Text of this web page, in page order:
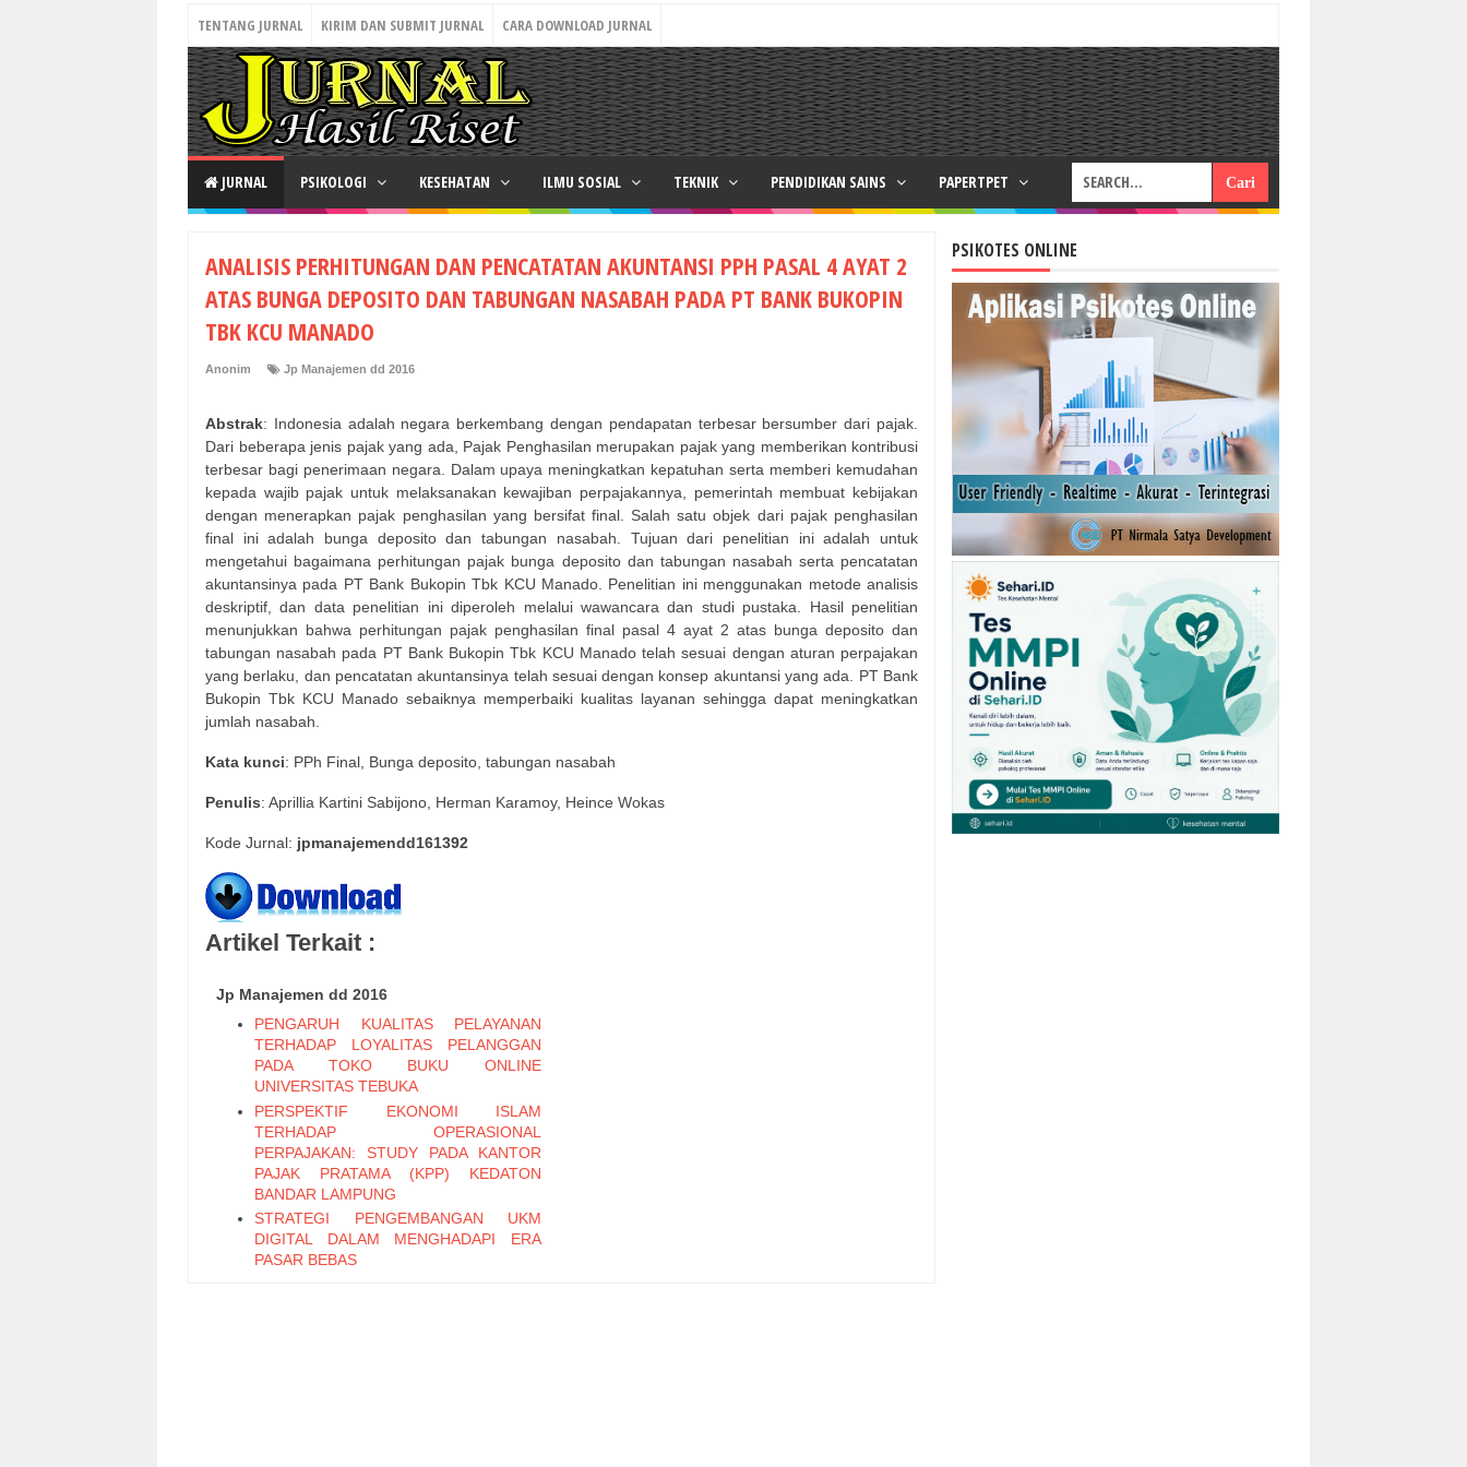
TENTANG JURNAL KIRIM DAN SUBMIT JURNAL CARA DOWNLOAD JURNAL
JURNAL PSIKOLOGI KESEHATAN ILMU SOSIAL TEKNIK PENDIDIKAN SAINS PAPERTPET
ANALISIS PERHITUNGAN DAN PENCATATAN AKUNTANSI PPH PASAL 4 AYAT 2
ATAS BUNGA DEPOSITO DAN TABUNGAN NASABAH PADA PT BANK BUKOPIN
TBK KCU MANADO
Anonim Jp Manajemen dd 2016
Abstrak: Indonesia adalah negara berkembang dengan pendapatan terbesar bersumber dari pajak.
Dari beberapa jenis pajak yang ada, Pajak Penghasilan merupakan pajak yang memberikan kontribusi
terbesar bagi penerimaan negara. Dalam upaya meningkatkan kepatuhan serta memberi kemudahan
kepada wajib pajak untuk melaksanakan kewajiban perpajakannya, pemerintah membuat kebijakan
dengan menerapkan pajak penghasilan yang bersifat final. Salah satu objek dari pajak penghasilan
final ini adalah bunga deposito dan tabungan nasabah. Tujuan dari penelitian ini adalah untuk
mengetahui bagaimana perhitungan pajak bunga deposito dan tabungan nasabah serta pencatatan
akuntansinya pada PT Bank Bukopin Tbk KCU Manado. Penelitian ini menggunakan metode analisis
deskriptif, dan data penelitian ini diperoleh melalui wawancara dan studi pustaka. Hasil penelitian
menunjukkan bahwa perhitungan pajak penghasilan final pasal 4 ayat 2 atas bunga deposito dan
tabungan nasabah pada PT Bank Bukopin Tbk KCU Manado telah sesuai dengan aturan perpajakan
yang berlaku, dan pencatatan akuntansinya telah sesuai dengan konsep akuntansi yang ada. PT Bank
Bukopin Tbk KCU Manado sebaiknya memperbaiki kualitas layanan sehingga dapat meningkatkan
jumlah nasabah.
Kata kunci: PPh Final, Bunga deposito, tabungan nasabah
Penulis: Aprillia Kartini Sabijono, Herman Karamoy, Heince Wokas
Kode Jurnal: jpmanajemendd161392
Artikel Terkait :
Jp Manajemen dd 2016
PENGARUH KUALITAS PELAYANAN
TERHADAP LOYALITAS PELANGGAN
PADA TOKO BUKU ONLINE
UNIVERSITAS TEBUKA
PERSPEKTIF EKONOMI ISLAM
TERHADAP OPERASIONAL
PERPAJAKAN: STUDY PADA KANTOR
PAJAK PRATAMA (KPP) KEDATON
BANDAR LAMPUNG
STRATEGI PENGEMBANGAN UKM
DIGITAL DALAM MENGHADAPI ERA
PASAR BEBAS
PSIKOTES ONLINE